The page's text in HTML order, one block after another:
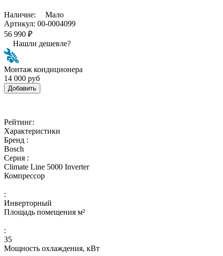
Наличие:
Мало
Артикул: 00-0004099
56 990 ₽
Нашли дешевле?
Монтаж кондиционера
14 000 руб
Добавить
Рейтинг:
Характеристики
Бренд :
Bosch
Серия :
Climate Line 5000 Inverter
Компрессор
:
Инверторный
Площадь помещения м²
:
35
Мощность охлаждения, кВт